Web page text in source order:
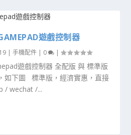
遊戲控制器
|手機配件 0 |
遊戲控制器 全配版 與 標準版
如下圖 標準版，經濟實惠，直接
/ wechat /...